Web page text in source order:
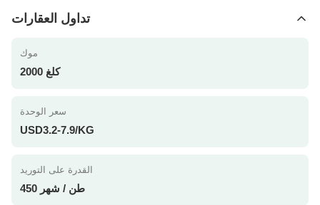
تداول العقارات
موك
2000 كلغ
سعر الوحدة
USD3.2-7.9/KG
القدرة على التوريد
450 طن / شهر